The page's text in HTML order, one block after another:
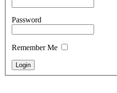
Password
Remember Me